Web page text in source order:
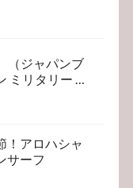
（ジャパンブ
ミリタリー ベ
！アロハシャ
サーフ